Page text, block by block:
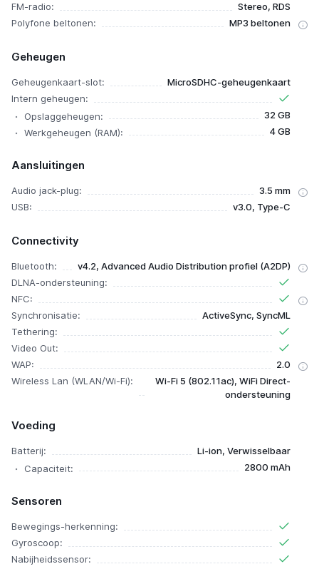
FM-radio:
Stereo, RDS
Polyfone beltonen:
MP3 beltonen
Geheugen
Geheugenkaart-slot:
MicroSDHC-geheugenkaart
Intern geheugen:
Opslaggeheugen:
32 GB
Werkgeheugen (RAM):
4 GB
Aansluitingen
Audio jack-plug:
3.5 mm
USB:
v3.0, Type-C
Connectivity
Bluetooth:
v4.2, Advanced Audio Distribution profiel (A2DP)
DLNA-ondersteuning:
NFC:
Synchronisatie:
ActiveSync, SyncML
Tethering:
Video Out:
WAP:
2.0
Wireless Lan (WLAN/Wi-Fi):
Wi-Fi 5 (802.11ac), WiFi Direct-
ondersteuning
Voeding
Batterij:
Li-ion, Verwisselbaar
Capaciteit:
2800 mAh
Sensoren
Bewegings-herkenning:
Gyroscoop:
Nabijheidssensor: